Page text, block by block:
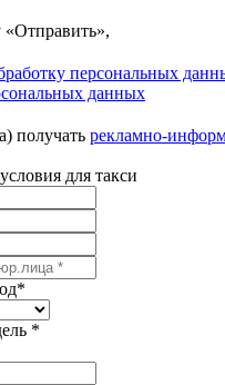
персональных
данных
получать рекламно-
для такси
*